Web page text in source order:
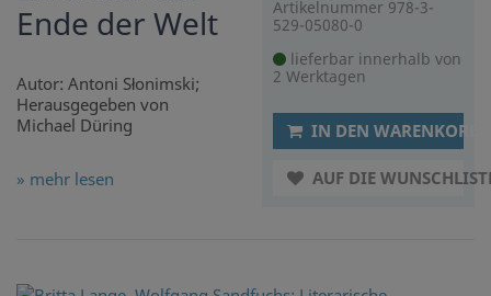
Ende der Welt
Autor: Antoni Słonimski;
Herausgegeben von
Michael Düring
» mehr lesen
Artikelnummer 978-3-
529-05080-0
lieferbar innerhalb von
2 Werktagen
IN DEN WARENKORB
AUF DIE